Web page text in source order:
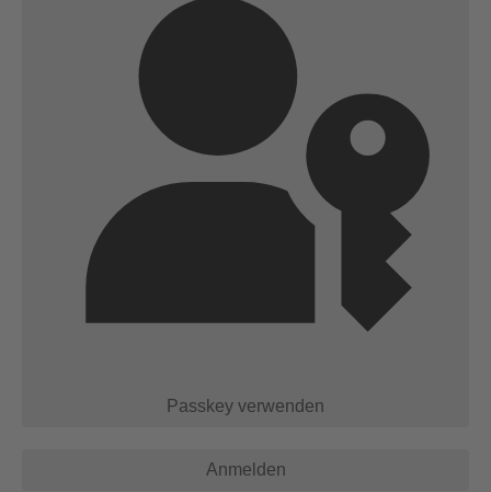
Passkey verwenden
Anmelden